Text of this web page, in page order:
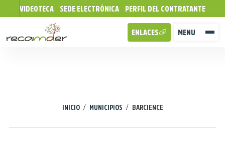
VIDEOTECA SEDE ELECTRÓNICA PERFIL DEL CONTRATANTE
MENU
ENLACES
INICIO / MUNICIPIOS / BARCIENCE